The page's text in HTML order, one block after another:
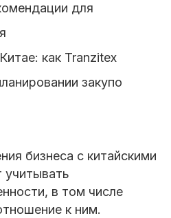
для
как Tranzitex
закупо
бизнеса с китайскими
учитывать
в том числе
к ним.